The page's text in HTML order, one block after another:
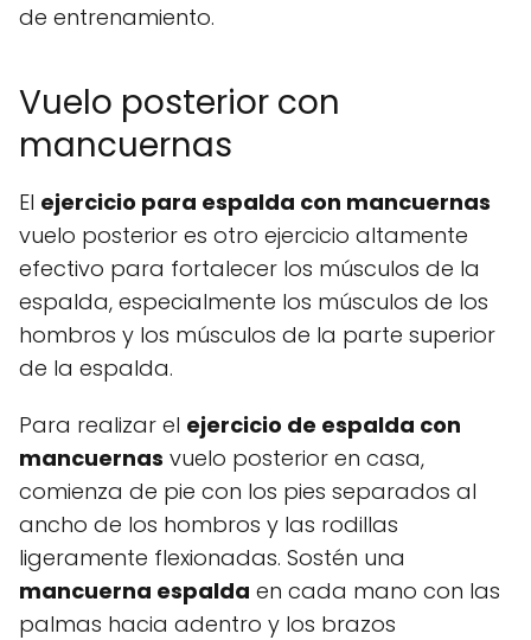
de entrenamiento.
Vuelo posterior con
mancuernas
El ejercicio para espalda con mancuernas
vuelo posterior es otro ejercicio altamente
efectivo para fortalecer los músculos de la
espalda, especialmente los músculos de los
hombros y los músculos de la parte superior
de la espalda.
Para realizar el ejercicio de espalda con
mancuernas vuelo posterior en casa,
comienza de pie con los pies separados al
ancho de los hombros y las rodillas
ligeramente flexionadas. Sostén una
mancuerna espalda en cada mano con las
palmas hacia adentro y los brazos